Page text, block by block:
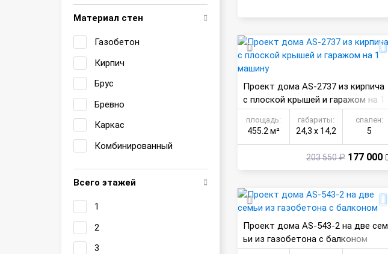
Материал стен
Газобетон
Кирпич
Брус
Бревно
Каркас
Комбинированный
Всего этажей
1
2
3
Проект дома AS-2737 из кирпича
с плоской крышей и гаражом на 1
машину
площадь:
455.2 м²
габариты:
24,3 х 14,2
спален:
5
203 550 ₽ 177 000
Проект дома AS-543-2 на две сем
ьи из газобетона с балконом